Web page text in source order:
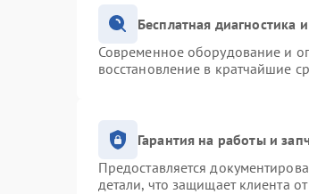
Бесплатная диагностика
Современное оборудование и
восстановление в кратчайшие
Гарантия на работы и
Предоставляется
детали, что защищает клиента